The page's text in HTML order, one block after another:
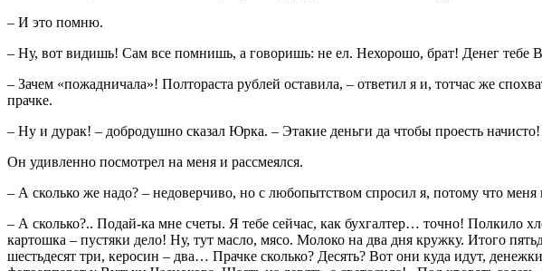
– И это помню.
– Ну, вот видишь! Сам все помнишь, а говоришь: не ел. Нехорошо, брат! Денег тебе
– Зачем «пожадничала»! Полтораста рублей оставила, – ответил я и, тотчас же
прачке.
– Ну и дурак! – добродушно сказал Юрка. – Этакие деньги да чтобы проесть начисто!
Он удивленно посмотрел на меня и рассмеялся.
– А сколько же надо? – недоверчиво, но с любопытством спросил я, потому что
– А сколько?.. Подай-ка мне счеты. Я тебе сейчас, как бухгалтер… точно! Полкило
картошка – пустяки дело! Ну, тут масло, мясо. Молоко на два дня кружку. Итого
шестьдесят три, керосин – два… Прачке сколько? Десять? Вот они куда идут,